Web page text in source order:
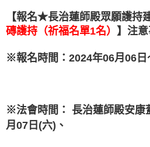
【報名★長治蓮師殿眾願護持
磚護持 （祈福名單1名） 】注
※報名時間：2024年06月06日
※法會時間： 長治蓮師殿安康
月07日(六)、